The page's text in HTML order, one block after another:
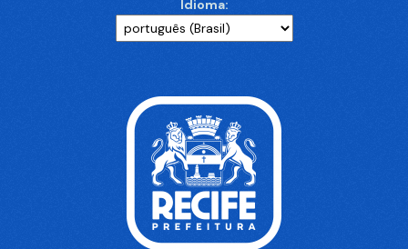
Idioma